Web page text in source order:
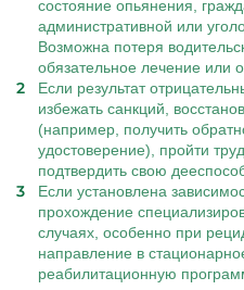
состояние опьянения,
административной или
Возможна потеря
обязательное лечение или
Если результат
избежать санкций,
(например, получить
удостоверение), пройти
подтвердить свою
Если установлена
прохождение
случаях, особенно при
направление в
реабилитационную